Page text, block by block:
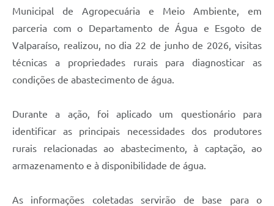
Agenda
Notícias
Municipal de Agropecuária e Meio Ambiente, em
parceria com o Departamento de Água e Esgoto de
Valparaíso, realizou, no dia 22 de junho de 2026, visitas
técnicas a propriedades rurais para diagnosticar as
condições de abastecimento de água.
Durante a ação, foi aplicado um questionário para
identificar as principais necessidades dos produtores
rurais relacionadas ao abastecimento, à captação, ao
armazenamento e à disponibilidade de água.
As informações coletadas servirão de base para o